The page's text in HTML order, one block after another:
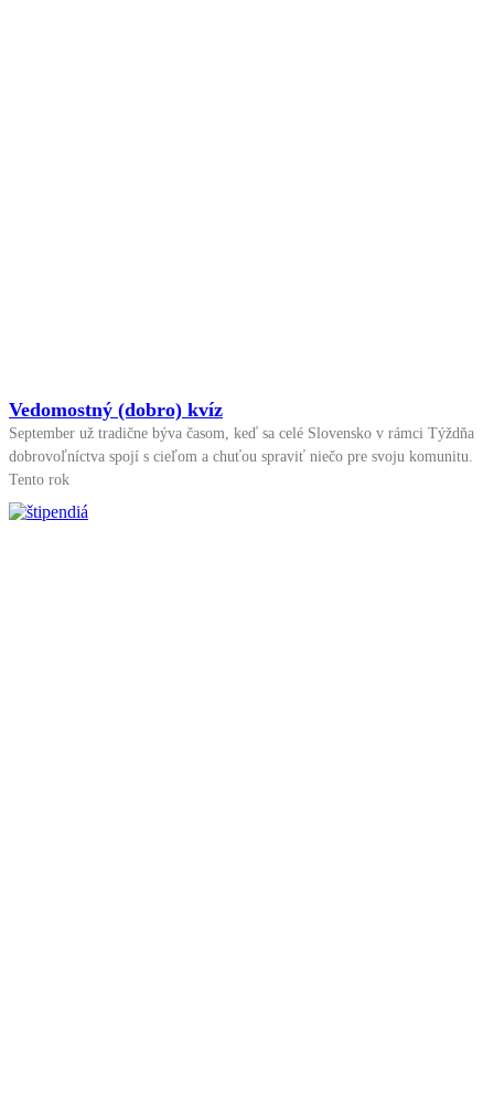
Vedomostný (dobro) kvíz
September už tradične býva časom, keď sa celé Slovensko v rámci Týždňa
dobrovoľníctva spojí s cieľom a chuťou spraviť niečo pre svoju komunitu.
Tento rok